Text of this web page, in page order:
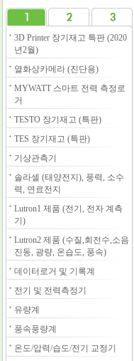
3D Printer 장기재고 특판 (2020
년2월)
열화상카메라 (진단용)
MYWATT 스마트 전력 측정로
거
TESTO 장기재고 (특판)
TES 장기재고 (특판)
기상관측기
솔라셀 (태양전지), 풍력, 소수
력, 연료전지
Lutron1 제품 (전기, 전자 계측
기)
Lutron2 제품 (수질,회전수,소음
진동, 광량, 온습도, 풍속)
데이터로거 및 기록계
전기 및 전력측정기
유량계
풍속풍량계
온도/압력/습도/전기 교정기